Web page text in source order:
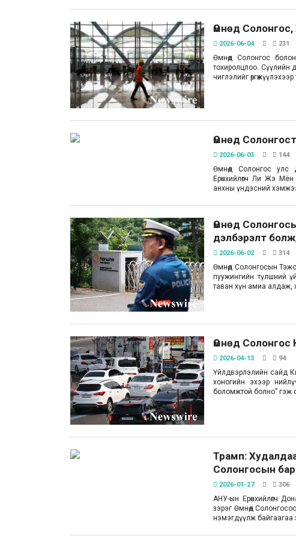
Өмнөд
2026-06-04 231
Өмнөд Солонгос
тохиролцлоо. Сүүлийн
чиглэлийг
Өмнөд
2026-06-03 144
Өмнөд Солонгос улс
Ерөнхийлөгч Ли Жэ
анхны үндэсний
Өмнөд
дэлбэрэлт
2026-06-02 314
Өмнөд Солонгосын
пуужингийн түлшний
таван хүн амиа алдаж,
Өмнөд Солонгос
2026-04-13 94
Үйлдвэрлэлийн сайд
хоногийн эхээр
боломжтой болно” гэж
Трамп:
Солонгосын
2026-01-27 306
АНУ-ын Ерөнхийлөгч
зэрэг Өмнөд
нэмэгдүүлж байгаагаа